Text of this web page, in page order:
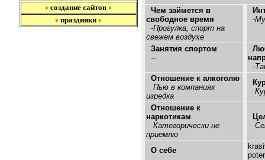
♦ создание сайтов ♦
♦ праздники ♦
Чем займется в
свободное время
-Прогулка, спорт на
свежем воздухе
-
Занятия спортом
--
-
Отношение к алкоголю
Пью в компаниях
изредка
Отношение к
наркотикам
Категорически не
приемлю
О себе